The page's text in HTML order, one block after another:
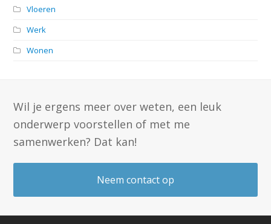
Vloeren
Werk
Wonen
Wil je ergens meer over weten, een leuk
onderwerp voorstellen of met me
samenwerken? Dat kan!
Neem contact op